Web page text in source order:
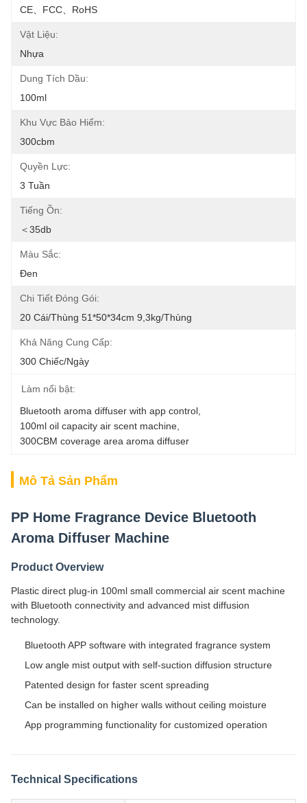
CE、FCC、RoHS
Vật Liệu:
Nhựa
Dung Tích Dầu:
100ml
Khu Vực Bảo Hiểm:
300cbm
Quyền Lực:
3 Tuần
Tiếng Ồn:
＜35db
Màu Sắc:
Đen
Chi Tiết Đóng Gói:
20 Cái/thùng 51*50*34cm 9,3kg/thùng
Khả Năng Cung Cấp:
300 Chiếc/ngày
Làm nổi bật:
Bluetooth aroma diffuser with app control
100ml oil capacity air scent machine
300CBM coverage area aroma diffuser
Mô Tả Sản Phẩm
PP Home Fragrance Device Bluetooth
Aroma Diffuser Machine
Product Overview
Plastic direct plug-in 100ml small commercial air scent machine
with Bluetooth connectivity and advanced mist diffusion
technology.
Bluetooth APP software with integrated fragrance system
Low angle mist output with self-suction diffusion structure
Patented design for faster scent spreading
Can be installed on higher walls without ceiling moisture
App programming functionality for customized operation
Technical Specifications